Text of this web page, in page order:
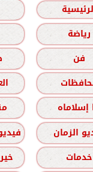
رياضة
فن
إسلاماه
الزمان
خدمات